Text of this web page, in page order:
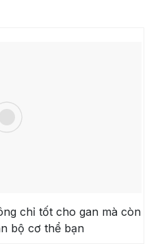
chỉ tốt cho gan mà còn
bộ cơ thể bạn